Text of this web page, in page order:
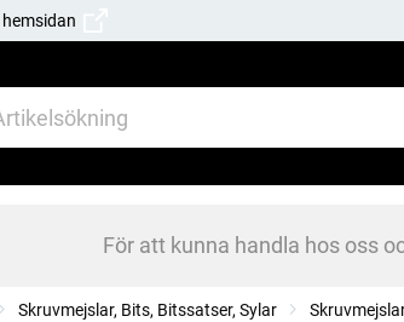
För att kunna handla hos oss
Skruvmejslar, Bits, Bitssatser, Sylar